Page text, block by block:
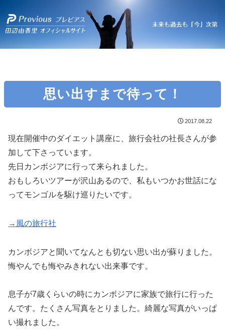
思い出すまで待って！
2017.08.22
現在開催中のダイエット講座に、旅行会社の社長さんが参
加して下さっています。
先日カンボジアに行って来られました。
おもしろいツアーが沢山あるので、私もいつかお世話にな
ってモンゴルを駆け巡りたいです。
→風の旅行社
カンボジアと聞いてなんとも切ない思い出が蘇りました。
悔やんでも悔やみきれない出来事です。
息子が7歳くらいの時にカンボジアに家族で旅行に行った
んです。たくさん写真をとりました。綺麗な写真がいっぱ
い撮れました。